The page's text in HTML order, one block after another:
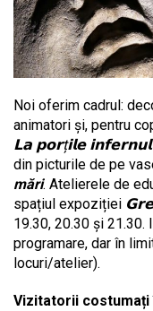
Noi oferim cadrul:
animatori și, pentru
𝗟𝗮 𝗽𝗼𝗿ț𝗶𝗹𝗲
din picturile de pe
mări. Atelierele de
spațiul expoziției
19.30, 20.30 și
programare, dar în
locuri/atelier).
Vizitatorii costumați